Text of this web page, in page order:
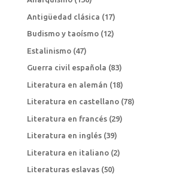
Antigüedad clásica (17)
Budismo y taoísmo(12)
Estalinismo(47)
Guerra civil española (83)
Literatura en alemán (18)
Literatura en castellano(78)
Literatura en francés(29)
Literatura en inglés(39)
Literatura en italiano(2)
Literaturas eslavas(50)